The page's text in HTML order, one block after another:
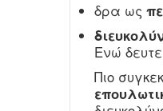
δρα ως
Ενώ
Πιο